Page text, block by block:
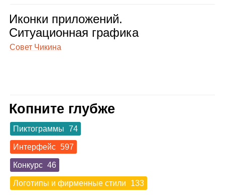
Иконки при­ло­же­ний.
Ситу­а­ци­он­ная гра­фика
Совет Чикина
Копните глубже
Пиктограммы 74
Интерфейс 597
Конкурс 46
Логотипы и фирменные стили 133